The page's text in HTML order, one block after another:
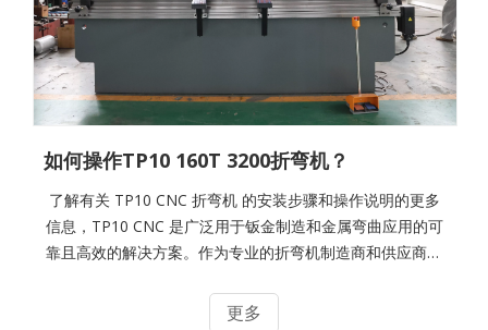
如何操作TP10 160T 3200折弯机？
了解有关 TP10 CNC 折弯机 的安装步骤和操作说明的更多
信息，TP10 CNC 是广泛用于钣金制造和金属弯曲应用的可
靠且高效的解决方案。作为专业的折弯机制造商和供应商，
更多